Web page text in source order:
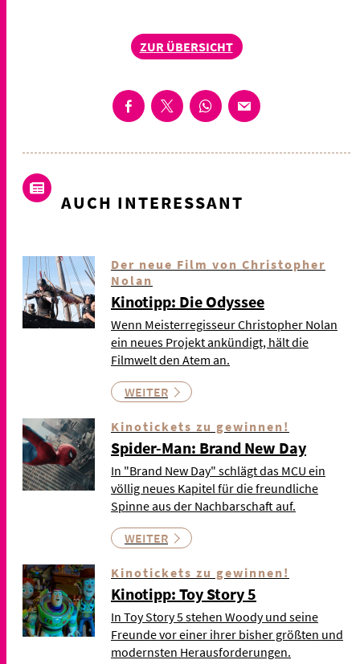
ZUR ÜBERSICHT
AUCH INTERESSANT
Der neue Film von Christopher
Nolan
Kinotipp: Die Odyssee
Wenn Meisterregisseur Christopher Nolan
ein neues Projekt ankündigt, hält die
Filmwelt den Atem an.
WEITER
Kinotickets zu gewinnen!
Spider-Man: Brand New Day
In "Brand New Day" schlägt das MCU ein
völlig neues Kapitel für die freundliche
Spinne aus der Nachbarschaft auf.
WEITER
Kinotickets zu gewinnen!
Kinotipp: Toy Story 5
In Toy Story 5 stehen Woody und seine
Freunde vor einer ihrer bisher größten und
modernsten Herausforderungen.